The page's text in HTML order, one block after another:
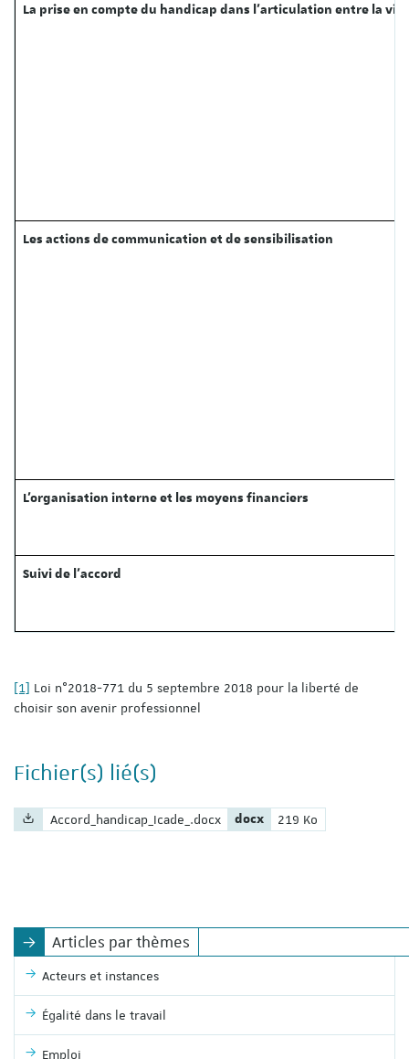
La prise en compte du handicap dans l’articulation entre la
Les actions de communication et de sensibilisation
L’organisation interne et les moyens financiers
Suivi de l’accord
[1] Loi n°2018-771 du 5 septembre 2018 pour la liberté de
choisir son avenir professionnel
Fichier(s) lié(s)
Nom du fichier :
Accord_handicap_Icade_.docx Extension du fichier :
docx Poids du fichier :
219 Ko
Articles par thèmes
Acteurs et instances
Égalité dans le travail
Emploi